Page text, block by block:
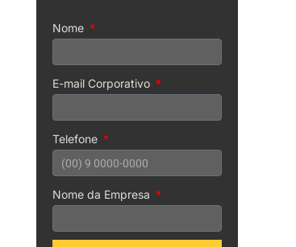
Nome
E-mail Corporativo
Telefone
Nome da Empresa